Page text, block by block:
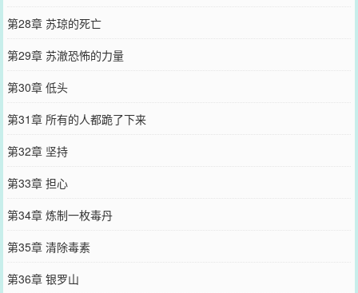
第28章 苏琼的死亡
第29章 苏澈恐怖的力量
第30章 低头
第31章 所有的人都跪了下来
第32章 坚持
第33章 担心
第34章 炼制一枚毒丹
第35章 清除毒素
第36章 银罗山